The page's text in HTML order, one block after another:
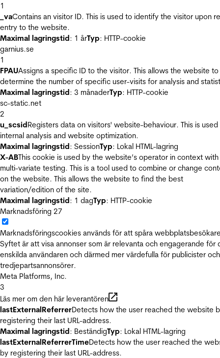
1
_vaContains an visitor ID. This is used to identify the visitor upon
entry to the website.
Maximal lagringstid: 1 årTyp: HTTP-cookie
garnius.se
1
FPAUAssigns a specific ID to the visitor. This allows the website to
determine the number of specific user-visits for analysis and
Maximal lagringstid: 3 månaderTyp: HTTP-cookie
sc-static.net
2
u_scsidRegisters data on visitors' website-behaviour. This is
internal analysis and website optimization.
Maximal lagringstid: SessionTyp: Lokal HTML-lagring
X-ABThis cookie is used by the website’s operator in context with
multi-variate testing. This is a tool used to combine or change
on the website. This allows the website to find the best
variation/edition of the site.
Maximal lagringstid: 1 dagTyp: HTTP-cookie
Marknadsföring 27
Marknadsföringscookies används för att spåra
Syftet är att visa annonser som är relevanta och engagerande för
enskilda användaren och därmed mer värdefulla för publicister och
tredjepartsannonsörer.
Meta Platforms, Inc.
3
Läs mer om den här leverantören
lastExternalReferrerDetects how the user reached the website
registering their last URL-address.
Maximal lagringstid: BeständigTyp: Lokal HTML-lagring
lastExternalReferrerTimeDetects how the user reached the
by registering their last URL-address.